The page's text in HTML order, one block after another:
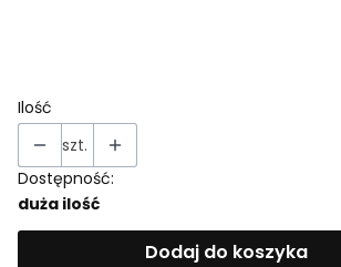
Ilość
szt.
Dostępność:
duża ilość
Dodaj do koszyka